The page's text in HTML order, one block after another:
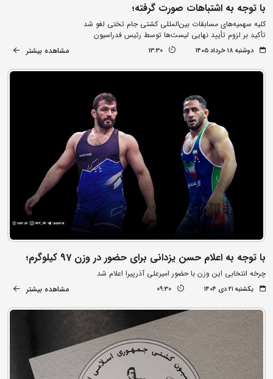
با توجه به اشتباهات صورت گرفته؛
کلیه سهمیه‌های مسابقات بین‌المللی کشتی جام تختی لغو شد
تأکید بر لزوم تأیید نهایی لیست‌ها توسط رئیس فدراسیون
دوشنبه ۱۸ خرداد ۱۴۰۵ 13:30 مشاهده بیشتر
با توجه به اعلام حسن یزدانی برای حضور در وزن 97 کیلوگرم؛
چرخه انتخابی این وزن با حضور امیرعلی آذرپیرا اعلام شد
یکشنبه ۲۱ دی ۱۴۰۴ 09:30 مشاهده بیشتر